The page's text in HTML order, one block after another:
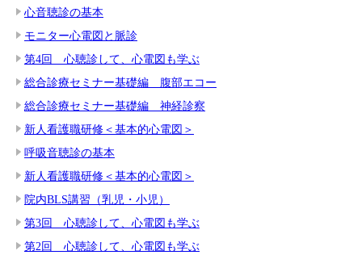
心音聴診の基本
モニター心電図と脈診
第4回 心聴診して、心電図も学ぶ
総合診療セミナー基礎編 腹部エコー
総合診療セミナー基礎編 神経診察
新人看護職研修＜基本的心電図＞
呼吸音聴診の基本
新人看護職研修＜基本的心電図＞
院内BLS講習（乳児・小児）
第3回 心聴診して、心電図も学ぶ
第2回 心聴診して、心電図も学ぶ